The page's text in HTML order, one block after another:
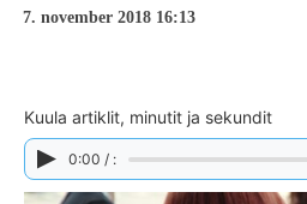
7. november 2018 16:13
Kuula artiklit, minutit ja sekundit
0:00 / :